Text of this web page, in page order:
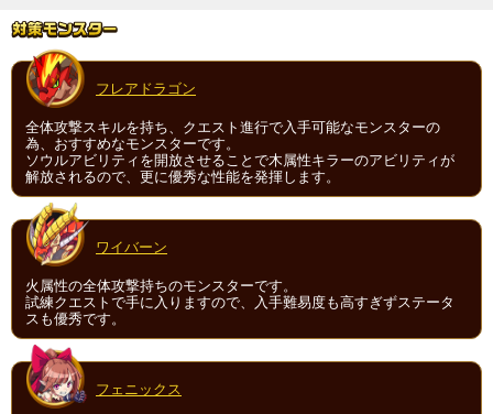
フレアドラゴン
全体攻撃スキルを持ち、クエスト進行で入手可能なモンスターの
為、おすすめなモンスターです。
ソウルアビリティを開放させることで木属性キラーのアビリティが
解放されるので、更に優秀な性能を発揮します。
ワイバーン
火属性の全体攻撃持ちのモンスターです。
試練クエストで手に入りますので、入手難易度も高すぎずステータ
スも優秀です。
フェニックス